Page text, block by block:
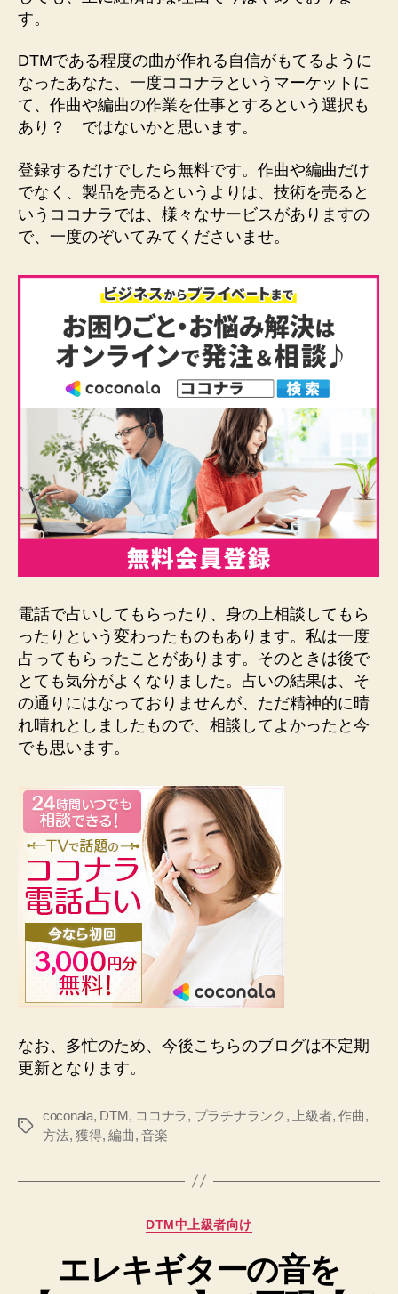
す。
DTMである程度の曲が作れる自信がもてるように
なったあなた、一度ココナラというマーケットに
て、作曲や編曲の作業を仕事とするという選択も
あり？ ではないかと思います。
登録するだけでしたら無料です。作曲や編曲だけ
でなく、製品を売るというよりは、技術を売ると
いうココナラでは、様々なサービスがありますの
で、一度のぞいてみてくださいませ。
電話で占いしてもらったり、身の上相談してもら
ったりという変わったものもあります。私は一度
占ってもらったことがあります。そのときは後で
とても気分がよくなりました。占いの結果は、そ
の通りにはなっておりませんが、ただ精神的に晴
れ晴れとしましたもので、相談してよかったと今
でも思います。
なお、多忙のため、今後こちらのブログは不定期
更新となります。
タ
coconala, DTM, ココナラ, プラチナランク , 上級者,作曲,
方法, 獲得, 編曲, 音楽
カ
ゴ
リ
DTM中上級者向け
エレキギターの音を